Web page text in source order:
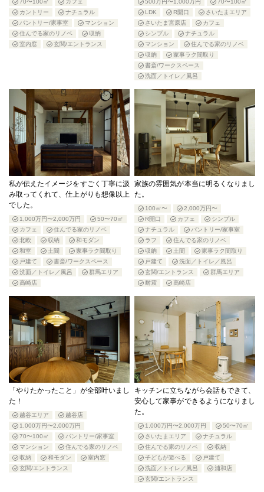
カントリー
ナチュラル
パントリー/家事室
マンション
住んでる家のリノベ
収納
室内窓
玄関/エントランス
LDK
R開口
さいたまエリア
さいたま宮原店
カフェ
シンプル
ナチュラル
マンション
住んでる家のリノベ
収納
家事ラク間取り
書斎/ワークスペース
洗面／トイレ／風呂
私が伝えたイメージをすごく丁寧に汲
み取ってくれて、仕上がりも想像以上
でした。
1,000万円〜2,000万円
50〜70㎡
カフェ
住んでる家のリノベ
北欧
収納
和モダン
和室
土間
家事ラク間取り
戸建て
書斎/ワークスペース
洗面／トイレ／風呂
群馬エリア
高崎店
家族の雰囲気が本当に明るくなりまし
た。
100㎡〜
2,000万円〜
R開口
カフェ
シンプル
ナチュラル
パントリー/家事室
ラフ
住んでる家のリノベ
収納
土間
家事ラク間取り
戸建て
洗面／トイレ／風呂
玄関/エントランス
群馬エリア
耐震
高崎店
「やりたかったこと」が全部叶いまし
た！
越谷エリア
越谷店
1,000万円〜2,000万円
70〜100㎡
パントリー/家事室
マンション
住んでる家のリノベ
収納
和モダン
室内窓
玄関/エントランス
キッチンに立ちながら会話もできて、
安心して家事ができるようになりまし
た。
1,000万円〜2,000万円
50〜70㎡
さいたまエリア
ナチュラル
住んでる家のリノベ
収納
子どもが遊べる
戸建て
洗面／トイレ／風呂
浦和店
玄関/エントランス